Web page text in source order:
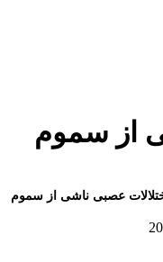
از سموم
عصبی ناشی از سموم